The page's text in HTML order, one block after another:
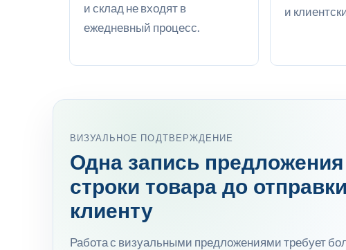
и склад не входят в
ежедневный процесс.
и
ВИЗУАЛЬНОЕ ПОДТВЕРЖДЕНИЕ
Одна запись предложения
строки товара до отправки
клиенту
Работа с визуальными предложениями требует